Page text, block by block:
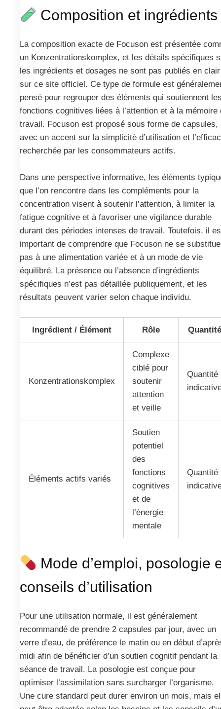
Composition et ingrédients
La composition exacte de Focuson est présentée
un Konzentrationskomplex, et les détails spécifiques
les ingrédients et dosages ne sont pas publiés en clair
sur ce site officiel. Ce type de formule est
pensé pour regrouper des éléments qui soutiennent
fonctions cognitives liées à l’attention et à la mémoire
travail. Focuson est proposé sous forme de capsules,
avec un accent sur la simplicité d’utilisation et
recherchée par les consommateurs actifs.
Dans une perspective informative, les éléments
que l’on rencontre dans les compléments pour la
concentration visent à soutenir l’attention, à limiter la
fatigue cognitive et à favoriser une vigilance durable
durant des périodes intenses de travail. Toutefois, il
important de comprendre que Focuson ne se substitue
pas à une alimentation variée et à un mode de vie
équilibré. La présence ou l’absence d’ingrédients
spécifiques n’est pas détaillée publiquement, et les
résultats peuvent varier selon chaque individu.
Ingrédient / Élément Rôle Quantité
Konzentrationskomplex
Complexe
ciblé pour
soutenir
attention
et veille
Quantité
Éléments actifs variés
Soutien
potentiel
des
fonctions
cognitives
et de
l’énergie
mentale
Quantité
Mode d’emploi, posologie
conseils d’utilisation
Pour une utilisation normale, il est généralement
recommandé de prendre 2 capsules par jour, avec un
verre d’eau, de préférence le matin ou en début
midi afin de bénéficier d’un soutien cognitif pendant la
séance de travail. La posologie est conçue pour
optimiser l’assimilation sans surcharger l’organisme.
Une cure standard peut durer environ un mois, mais